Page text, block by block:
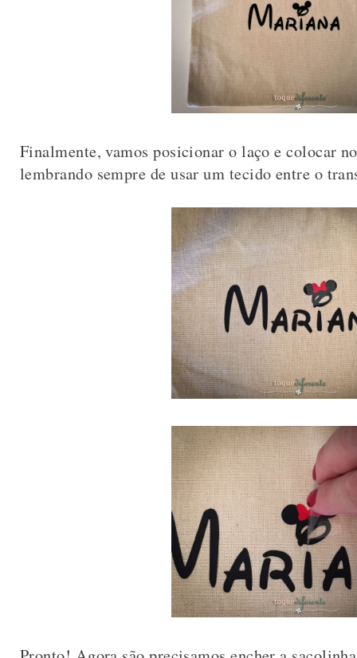
Finalmente, vamos posicionar o laço e colocar
lembrando sempre de usar um tecido entre o